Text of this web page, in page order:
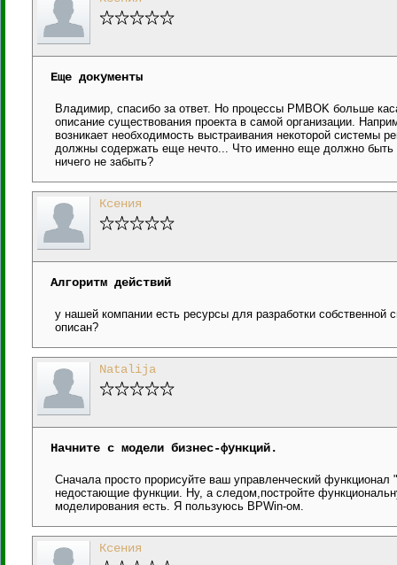
Еще документы
Владимир, спасибо за ответ. Но процессы PMBOK больше
описание существования проекта в самой организации.
возникает необходимость выстраивания некоторой системы
должны содержать еще нечто... Что именно еще должно быть
ничего не забыть?
Ксения
Алгоритм действий
у нашей компании есть ресурсы для разработки
описан?
Natalija
Начните с модели бизнес-функций.
Сначала просто прорисуйте ваш управленческий
недостающие функции. Ну, а следом,постройте
моделирования есть. Я пользуюсь BPWin-ом.
Ксения